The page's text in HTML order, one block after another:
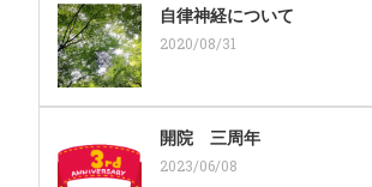
自律神経について
2020/08/31
開院 三周年
2023/06/08